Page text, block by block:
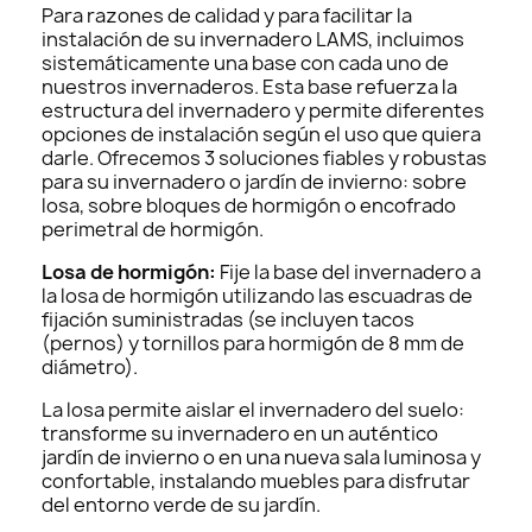
Para razones de calidad y para facilitar la
instalación de su invernadero LAMS, incluimos
sistemáticamente una base con cada uno de
nuestros invernaderos. Esta base refuerza la
estructura del invernadero y permite diferentes
opciones de instalación según el uso que quiera
darle. Ofrecemos 3 soluciones fiables y robustas
para su invernadero o jardín de invierno: sobre
losa, sobre bloques de hormigón o encofrado
perimetral de hormigón.
Losa de hormigón: Fije la base del invernadero a
la losa de hormigón utilizando las escuadras de
fijación suministradas (se incluyen tacos
(pernos) y tornillos para hormigón de 8 mm de
diámetro).
La losa permite aislar el invernadero del suelo:
transforme su invernadero en un auténtico
jardín de invierno o en una nueva sala luminosa y
confortable, instalando muebles para disfrutar
del entorno verde de su jardín.